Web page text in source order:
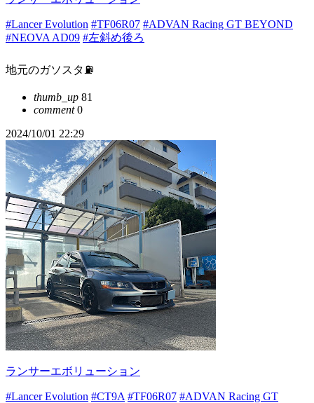
#Lancer Evolution #TF06R07 #ADVAN Racing GT BEYOND
#NEOVA AD09 #左斜め後ろ
地元のガソスタ⛽️
thumb_up 81
comment0
2024/10/01 22:29
ランサーエボリューション
#Lancer Evolution #CT9A #TF06R07 #ADVAN Racing GT